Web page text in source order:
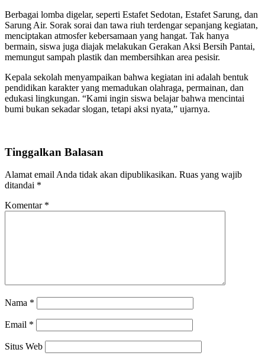
Berbagai lomba digelar, seperti Estafet Sedotan, Estafet Sarung, dan
Sarung Air. Sorak sorai dan tawa riuh terdengar sepanjang kegiatan,
menciptakan atmosfer kebersamaan yang hangat. Tak hanya
bermain, siswa juga diajak melakukan Gerakan Aksi Bersih Pantai,
memungut sampah plastik dan membersihkan area pesisir.
Kepala sekolah menyampaikan bahwa kegiatan ini adalah bentuk
pendidikan karakter yang memadukan olahraga, permainan, dan
edukasi lingkungan. “Kami ingin siswa belajar bahwa mencintai
bumi bukan sekadar slogan, tetapi aksi nyata,” ujarnya.
Tinggalkan Balasan
Alamat email Anda tidak akan dipublikasikan. Ruas yang wajib
ditandai *
Komentar *
Nama *
Email *
Situs Web